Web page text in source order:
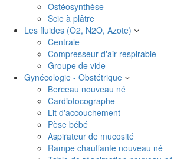
Ostéosynthèse
Scie à plâtre
Les fluides (O2, N2O, Azote)
Centrale
Compresseur d'air respirable
Groupe de vide
Gynécologie - Obstétrique
Berceau nouveau né
Cardiotocographe
Lit d'accouchement
Pèse bébé
Aspirateur de mucosité
Rampe chauffante nouveau né